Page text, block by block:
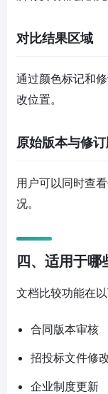
对比结果区域
通过颜色标记和
改位置。
原始版本与修
用户可以同时查
况。
四、适用于哪
文档比较功能在
合同版本审核
招投标文件修
企业制度更新